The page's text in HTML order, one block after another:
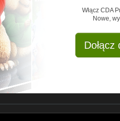
Włącz CDA
Nowe,